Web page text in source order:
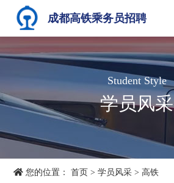
成都高铁乘务员招聘
Student Style
学员风采
您的位置：首页 >学员风采 >高铁